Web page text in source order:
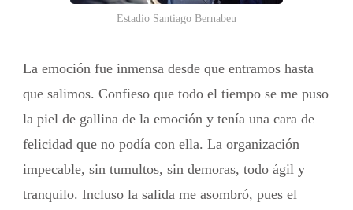
Estadio Santiago Bernabeu
La emoción fue inmensa desde que entramos hasta
que salimos. Confieso que todo el tiempo se me puso
la piel de gallina de la emoción y tenía una cara de
felicidad que no podía con ella. La organización
impecable, sin tumultos, sin demoras, todo ágil y
tranquilo. Incluso la salida me asombró, pues el